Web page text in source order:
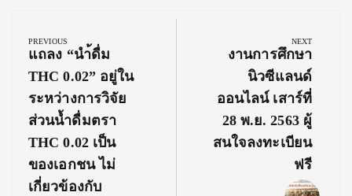
navigation
PREVIOUS
Previous
Post:
แถลง “นำ้ดื่ม
THC 0.02” อยู่ใน
ระหว่างการวิจัย
ส่วนน้ำดื่มตรา
THC 0.02 เป็น
ของเอกชน ไม่
เกี่ยวข้องกับ
NEXT
Next
Post:
งานการศึกษา
นิวซีแลนด์
ออนไลน์ เสาร์ที่
28 พ.ย. 2563 ผู้
สนใจลงทะเบียน
ฟรี